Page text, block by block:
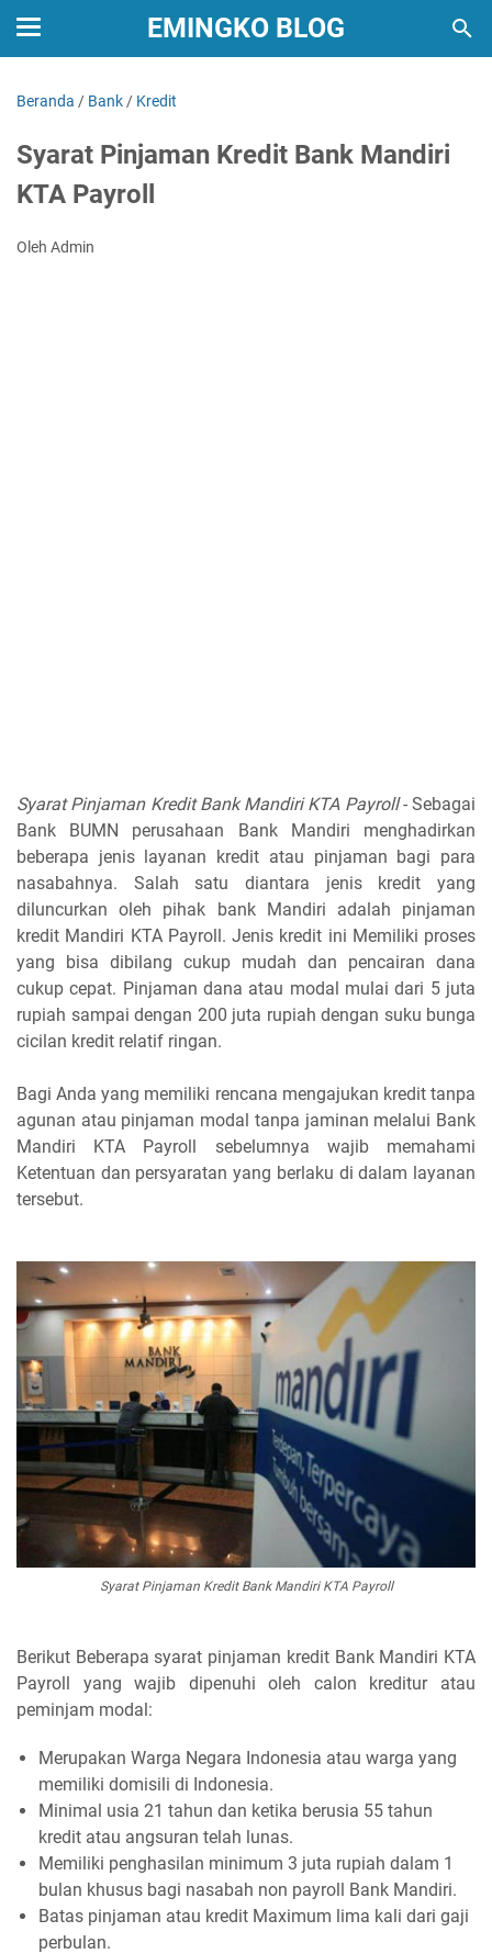
EMINGKO BLOG
Beranda / Bank / Kredit
Syarat Pinjaman Kredit Bank Mandiri
KTA Payroll
Oleh Admin
Syarat Pinjaman Kredit Bank Mandiri KTA Payroll- Sebagai
Bank BUMN perusahaan Bank Mandiri menghadirkan
beberapa jenis layanan kredit atau pinjaman bagi para
nasabahnya. Salah satu diantara jenis kredit yang
diluncurkan oleh pihak bank Mandiri adalah pinjaman
kredit Mandiri KTA Payroll. Jenis kredit ini Memiliki proses
yang bisa dibilang cukup mudah dan pencairan dana
cukup cepat. Pinjaman dana atau modal mulai dari 5 juta
rupiah sampai dengan 200 juta rupiah dengan suku bunga
cicilan kredit relatif ringan.
Bagi Anda yang memiliki rencana mengajukan kredit tanpa
agunan atau pinjaman modal tanpa jaminan melalui Bank
Mandiri KTA Payroll sebelumnya wajib memahami
Ketentuan dan persyaratan yang berlaku di dalam layanan
tersebut.
Syarat Pinjaman Kredit Bank Mandiri KTA Payroll
Berikut Beberapa syarat pinjaman kredit Bank Mandiri KTA
Payroll yang wajib dipenuhi oleh calon kreditur atau
peminjam modal:
Merupakan Warga Negara Indonesia atau warga yang
memiliki domisili di Indonesia.
Minimal usia 21 tahun dan ketika berusia 55 tahun
kredit atau angsuran telah lunas.
Memiliki penghasilan minimum 3 juta rupiah dalam 1
bulan khusus bagi nasabah non payroll Bank Mandiri.
Batas pinjaman atau kredit Maximum lima kali dari gaji
perbulan.